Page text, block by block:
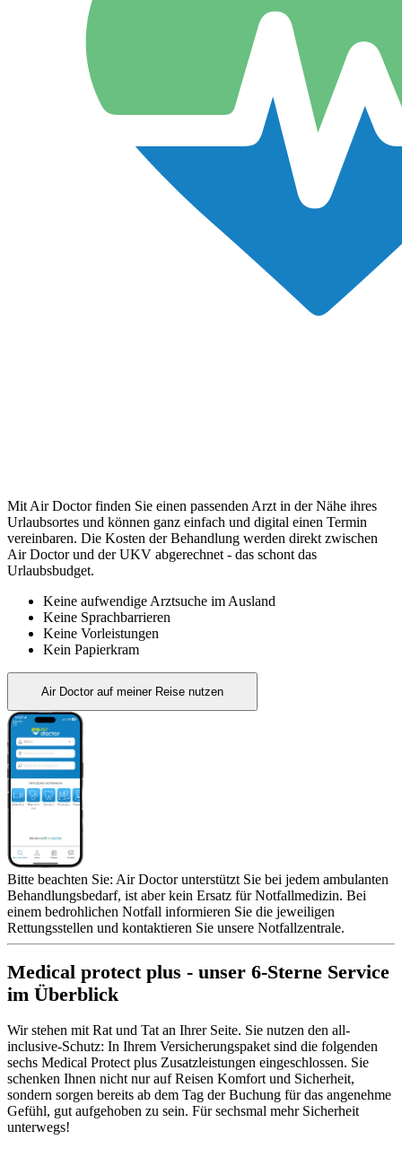
Mit Air Doctor finden Sie einen passenden Arzt in der Nähe ihres
Urlaubsortes und können ganz einfach und digital einen Termin
vereinbaren. Die Kosten der Behandlung werden direkt zwischen
Air Doctor und der UKV abgerechnet - das schont das
Urlaubsbudget.
Keine aufwendige Arztsuche im Ausland
Keine Sprachbarrieren
Keine Vorleistungen
Kein Papierkram
Air Doctor auf meiner Reise nutzen
Bitte beachten Sie: Air Doctor unterstützt Sie bei jedem ambulanten
Behandlungsbedarf, ist aber kein Ersatz für Notfallmedizin. Bei
einem bedrohlichen Notfall informieren Sie die jeweiligen
Rettungsstellen und kontaktieren Sie unsere Notfallzentrale.
Medical protect plus - unser 6-Sterne Service
im Überblick
Wir stehen mit Rat und Tat an Ihrer Seite. Sie nutzen den all-
inclusive-Schutz: In Ihrem Versicherungspaket sind die folgenden
sechs Medical Protect plus Zusatzleistungen eingeschlossen. Sie
schenken Ihnen nicht nur auf Reisen Komfort und Sicherheit,
sondern sorgen bereits ab dem Tag der Buchung für das angenehme
Gefühl, gut aufgehoben zu sein. Für sechsmal mehr Sicherheit
unterwegs!